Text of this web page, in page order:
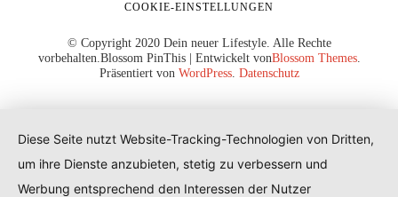
© Copyright 2020 Dein neuer Lifestyle. Alle Rechte
vorbehalten.Blossom PinThis | Entwickelt vonBlossom Themes.
Präsentiert von WordPress. Datenschutz
COOKIE-EINSTELLUNGEN
Diese Seite nutzt Website-Tracking-Technologien von Dritten,
um ihre Dienste anzubieten, stetig zu verbessern und
Werbung entsprechend den Interessen der Nutzer